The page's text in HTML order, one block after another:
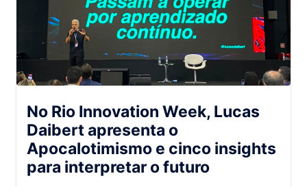
No Rio Innovation Week, Lucas
Daibert apresenta o
Apocalotimismo e cinco insights
para interpretar o futuro